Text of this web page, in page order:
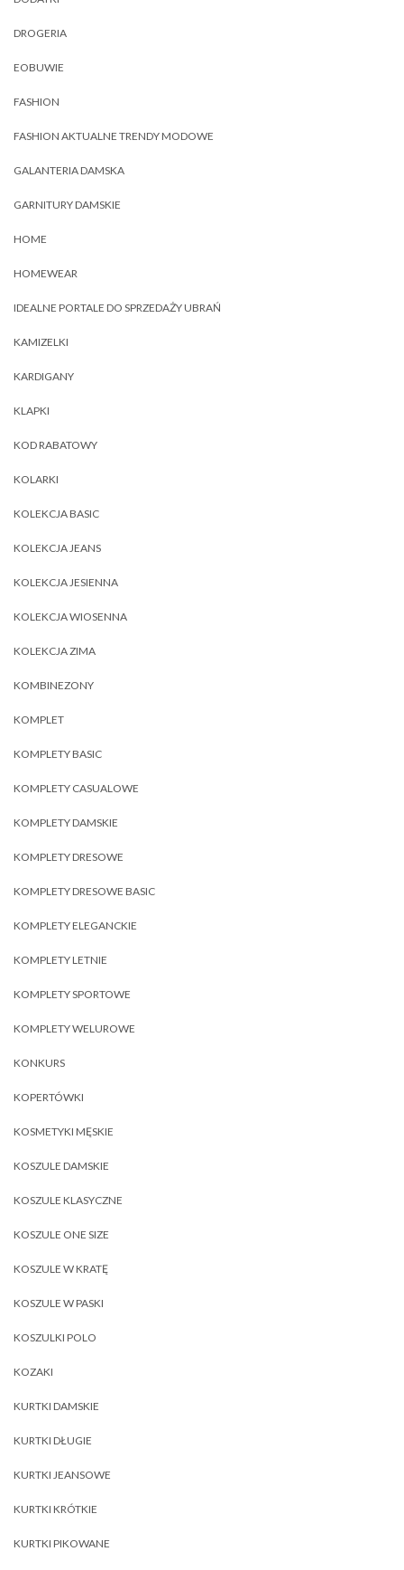
DROGERIA
EOBUWIE
FASHION
FASHION AKTUALNE TRENDY MODOWE
GALANTERIA DAMSKA
GARNITURY DAMSKIE
HOME
HOMEWEAR
IDEALNE PORTALE DO SPRZEDAŻY UBRAŃ
KAMIZELKI
KARDIGANY
KLAPKI
KOD RABATOWY
KOLARKI
KOLEKCJA BASIC
KOLEKCJA JEANS
KOLEKCJA JESIENNA
KOLEKCJA WIOSENNA
KOLEKCJA ZIMA
KOMBINEZONY
KOMPLET
KOMPLETY BASIC
KOMPLETY CASUALOWE
KOMPLETY DAMSKIE
KOMPLETY DRESOWE
KOMPLETY DRESOWE BASIC
KOMPLETY ELEGANCKIE
KOMPLETY LETNIE
KOMPLETY SPORTOWE
KOMPLETY WELUROWE
KONKURS
KOPERTÓWKI
KOSMETYKI MĘSKIE
KOSZULE DAMSKIE
KOSZULE KLASYCZNE
KOSZULE ONE SIZE
KOSZULE W KRATĘ
KOSZULE W PASKI
KOSZULKI POLO
KOZAKI
KURTKI DAMSKIE
KURTKI DŁUGIE
KURTKI JEANSOWE
KURTKI KRÓTKIE
KURTKI PIKOWANE